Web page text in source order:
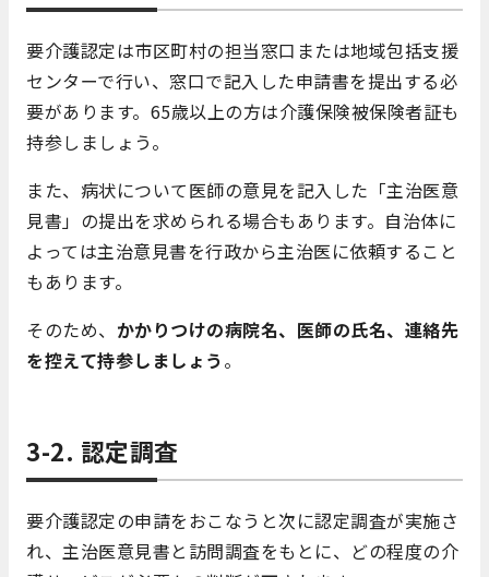
要介護認定は市区町村の担当窓口または地域包括支援
センターで行い、窓口で記入した申請書を提出する必
要があります。 65歳以上の方は介護保険被保険者証も
持参しましょう。
また、病状について医師の意見を記入した「主治医意
見書」の提出を求められる場合もあります。自治体に
よっては主治意見書を行政から主治医に依頼すること
もあります。
そのため、 かかりつけの病院名、医師の氏名、連絡先
を控えて持参しましょう 。
3-2. 認定調査
要介護認定の申請をおこなうと次に認定調査が実施さ
れ、主治医意見書と訪問調査をもとに、どの程度の介